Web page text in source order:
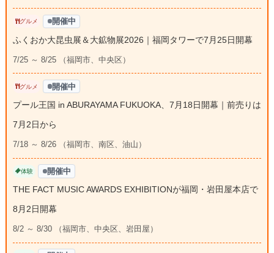
グルメ 開催中
ふくおか大昆虫展＆大鉱物展2026｜福岡タワーで7月25日開幕
7/25 ～ 8/25 （福岡市、中央区）
グルメ 開催中
プール王国 in ABURAYAMA FUKUOKA、7月18日開幕｜前売りは
7月2日から
7/18 ～ 8/26 （福岡市、南区、油山）
体験 開催中
THE FACT MUSIC AWARDS EXHIBITIONが福岡・岩田屋本店で
8月2日開幕
8/2 ～ 8/30 （福岡市、中央区、岩田屋）